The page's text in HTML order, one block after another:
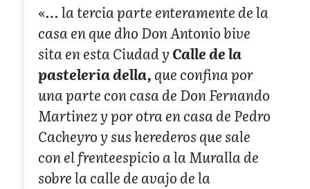
«… la tercia parte enteramente de la
casa en que dho Don Antonio bive
sita en esta Ciudad y Calle de la
pasteleria della, que confina por
una parte con casa de Don Fernando
Martinez y por otra en casa de Pedro
Cacheyro y sus herederos que sale
con el frenteespicio a la Muralla de
sobre la calle de avajo de la